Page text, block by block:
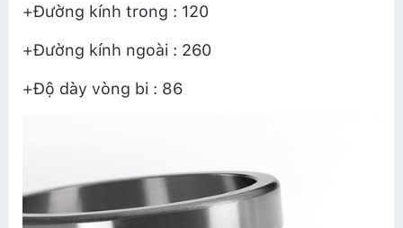
+Đường kính trong : 120
+Đường kính ngoài : 260
+Độ dày vòng bi : 86